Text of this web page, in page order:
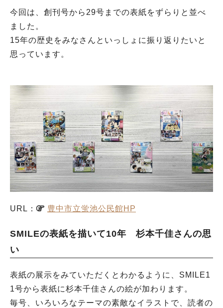
今回は、創刊号から29号までの表紙をずらりと並べ
ました。
15年の歴史をみなさんといっしょに振り返りたいと
思っています。
URL： 豊中市立蛍池公民館HP
SMILEの表紙を描いて10年 杉本千佳さんの思
い
表紙の展示をみていただくとわかるように、SMILE1
1号から表紙に杉本千佳さんの絵が加わります。
毎号、いろいろなテーマの素敵なイラストで、読者の